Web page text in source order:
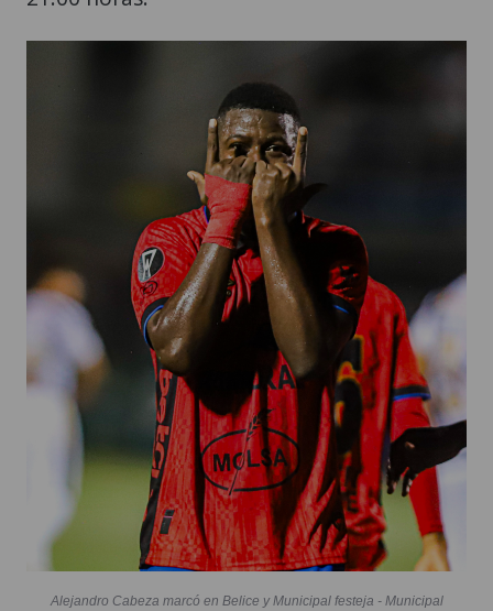
Alejandro Cabeza marcó en Belice y Municipal festeja - Municipal